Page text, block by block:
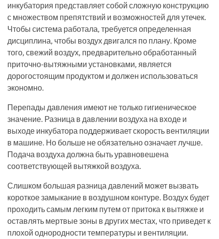
инкубатория представляет собой сложную конструкцию
с множеством препятствий и возможностей для утечек.
Чтобы система работала, требуется определенная
дисциплина, чтобы воздух двигался по плану. Кроме
того, свежий воздух, предварительно обработанный
приточно-вытяжными установками, является
дорогостоящим продуктом и должен использоваться
экономно.
Перепады давления имеют не только гигиеническое
значение. Разница в давлении воздуха на входе и
выходе инкубатора поддерживает скорость вентиляции
в машине. Но больше не обязательно означает лучше.
Подача воздуха должна быть уравновешена
соответствующей вытяжкой воздуха.
Слишком большая разница давлений может вызвать
короткое замыкание в воздушном контуре. Воздух будет
проходить самым легким путем от притока к вытяжке и
оставлять мертвые зоны в других местах, что приведет к
плохой однородности температуры и вентиляции.